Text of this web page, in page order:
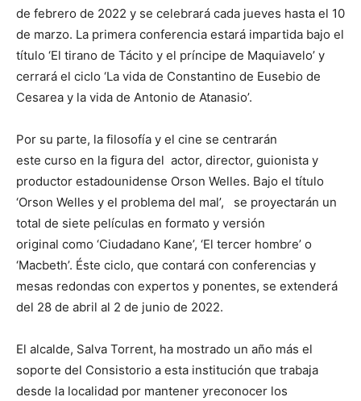
de febrero de 2022 y se celebrará cada jueves hasta el 10
de marzo. La primera conferencia estará impartida bajo el
título ‘El tirano de Tácito y el príncipe de Maquiavelo’ y
cerrará el ciclo ‘La vida de Constantino de Eusebio de
Cesarea y la vida de Antonio de Atanasio’.
Por su parte, la filosofía y el cine se centrarán
este curso en la figura del actor, director, guionista y
productor estadounidense Orson Welles. Bajo el título
‘Orson Welles y el problema del mal’, se proyectarán un
total de siete películas en formato y versión
original como ‘Ciudadano Kane’, ‘El tercer hombre’ o
‘Macbeth’. Éste ciclo, que contará con conferencias y
mesas redondas con expertos y ponentes, se extenderá
del 28 de abril al 2 de junio de 2022.
El alcalde, Salva Torrent, ha mostrado un año más el
soporte del Consistorio a esta institución que trabaja
desde la localidad por mantener yreconocer los